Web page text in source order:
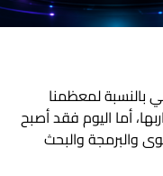
بالنسبة لمعظمنا
أما اليوم فقد أصبح
والبرمجة والبحث